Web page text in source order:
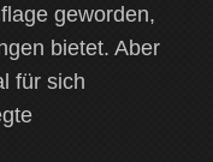
geworden,
bietet. Aber
für sich